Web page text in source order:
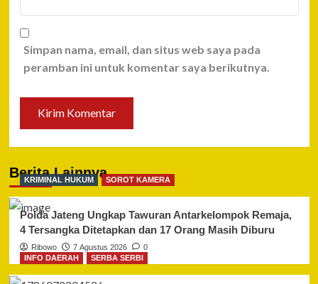
Simpan nama, email, dan situs web saya pada
peramban ini untuk komentar saya berikutnya.
Berita Lainnya
KRIMINAL HUKUM SOROT KAMERA
Polda Jateng Ungkap Tawuran Antarkelompok Remaja,
4 Tersangka Ditetapkan dan 17 Orang Masih Diburu
Ribowo 7 Agustus 2026
0
INFO DAERAH
SERBA SERBI